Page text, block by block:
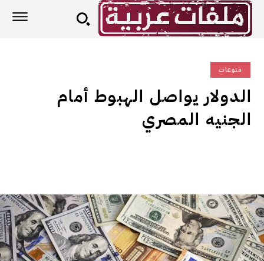
منوعات
الدولار يواصل الهبوط أمام
الجنيه المصري